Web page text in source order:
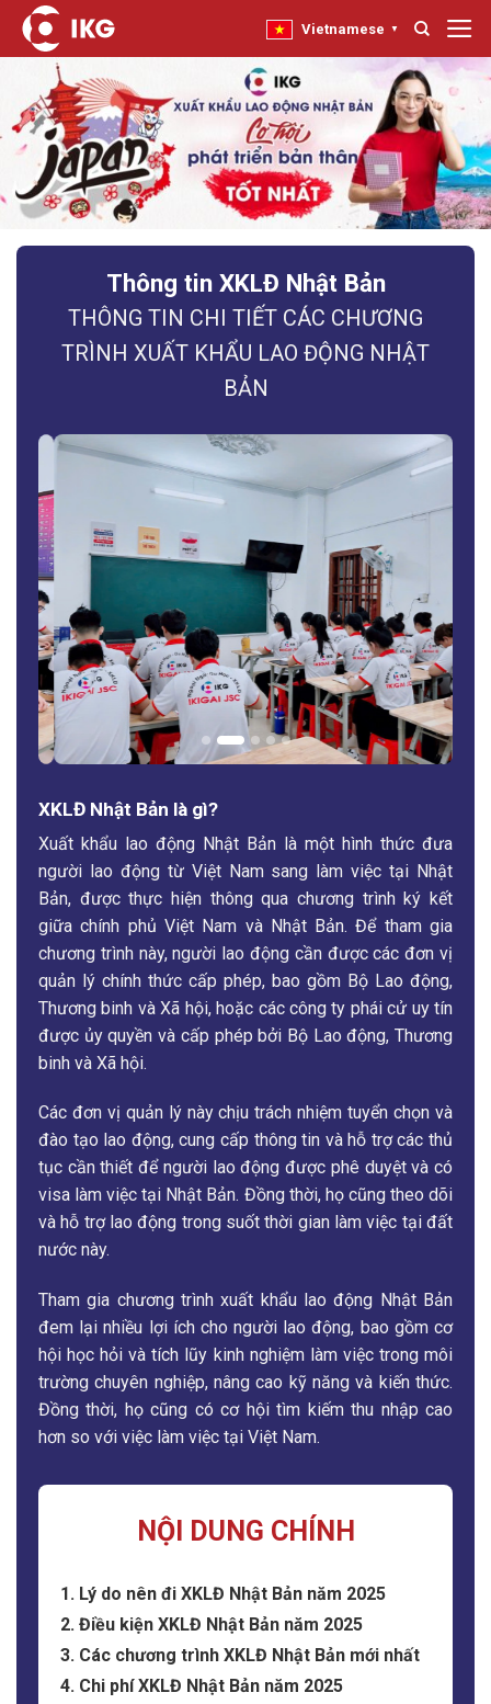
qua
Vietnamese ▼
Thông tin XKLĐ Nhật Bản
THÔNG TIN CHI TIẾT CÁC CHƯƠNG
TRÌNH XUẤT KHẨU LAO ĐỘNG NHẬT
BẢN
XKLĐ Nhật Bản là gì?
Xuất khẩu lao động Nhật Bản là một hình thức đưa
người lao động từ Việt Nam sang làm việc tại Nhật
Bản, được thực hiện thông qua chương trình ký kết
giữa chính phủ Việt Nam và Nhật Bản. Để tham gia
chương trình này, người lao động cần được các đơn vị
quản lý chính thức cấp phép, bao gồm Bộ Lao động,
Thương binh và Xã hội, hoặc các công ty phái cử uy tín
được ủy quyền và cấp phép bởi Bộ Lao động, Thương
binh và Xã hội.
Các đơn vị quản lý này chịu trách nhiệm tuyển chọn và
đào tạo lao động, cung cấp thông tin và hỗ trợ các thủ
tục cần thiết để người lao động được phê duyệt và có
visa làm việc tại Nhật Bản. Đồng thời, họ cũng theo dõi
và hỗ trợ lao động trong suốt thời gian làm việc tại đất
nước này.
Tham gia chương trình xuất khẩu lao động Nhật Bản
đem lại nhiều lợi ích cho người lao động, bao gồm cơ
hội học hỏi và tích lũy kinh nghiệm làm việc trong môi
trường chuyên nghiệp, nâng cao kỹ năng và kiến thức.
Đồng thời, họ cũng có cơ hội tìm kiếm thu nhập cao
hơn so với việc làm việc tại Việt Nam.
NỘI DUNG CHÍNH
1. Lý do nên đi XKLĐ Nhật Bản năm 2025
2. Điều kiện XKLĐ Nhật Bản năm 2025
3. Các chương trình XKLĐ Nhật Bản mới nhất
4. Chi phí XKLĐ Nhật Bản năm 2025